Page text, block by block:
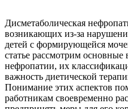
Дисметаболическая
возникающих из-за
детей с формирующейся
статье рассмотрим
нефропатии, их
важность диетической
Понимание этих аспектов
работникам своевременно